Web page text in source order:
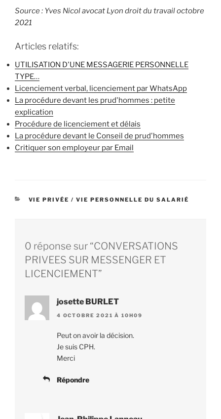
Source : Yves Nicol avocat Lyon droit du travail octobre
2021
Articles relatifs:
UTILISATION D'UNE MESSAGERIE PERSONNELLE
TYPE…
Licenciement verbal, licenciement par WhatsApp
La procédure devant les prud'hommes : petite
explication
Procédure de licenciement et délais
La procédure devant le Conseil de prud'hommes
Critiquer son employeur par Email
CATÉGORIES
VIE PRIVÉE / VIE PERSONNELLE DU SALARIÉ
0 réponse sur “CONVERSATIONS
PRIVEES SUR MESSENGER ET
LICENCIEMENT”
josette BURLET
4 OCTOBRE 2021 À 10H09
Peut on avoir la décision.
Je suis CPH.
Merci
Répondre